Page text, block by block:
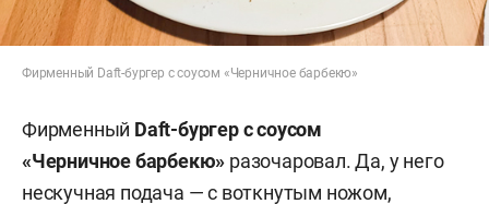
Фирменный Daft-бургер с соусом «Черничное барбекю»
Фирменный Daft-бургер с соусом
«Черничное барбекю» разочаровал. Да, у него
нескучная подача — с воткнутым ножом,